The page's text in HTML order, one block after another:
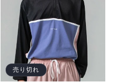
売り切れ